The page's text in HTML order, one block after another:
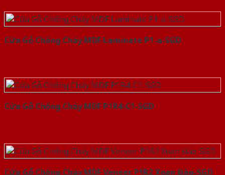
Cửa Gỗ Chống Cháy MDF Laminate P1-a-SGD
Cửa Gỗ Chống Cháy MDF P1R4-C1-SGD
Cửa Gỗ Chống Cháy MDF Veneer P1R2 Xoan Đào-SGD